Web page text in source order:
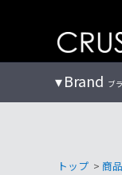
ツ
Brand ブ
トップ > 商